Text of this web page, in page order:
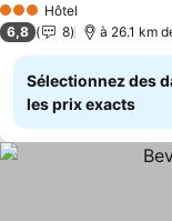
3 ÉtoilesHôtel
6,8 8 à 26.1 km
Sélectionnez des
les prix exacts